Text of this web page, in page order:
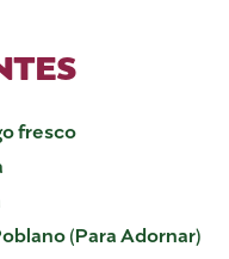
fresco
(Para Adornar)